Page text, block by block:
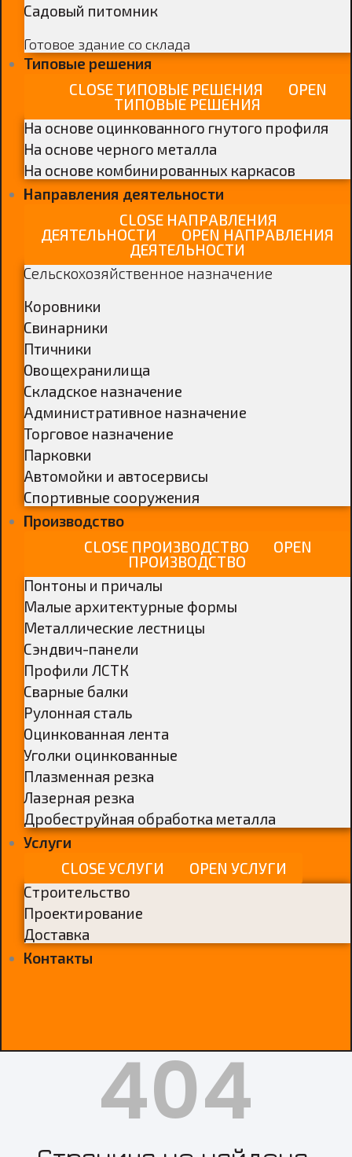
Садовый питомник
Готовое здание со склада
Типовые решения
CLOSE ТИПОВЫЕ РЕШЕНИЯ
OPEN
ТИПОВЫЕ РЕШЕНИЯ
На основе оцинкованного гнутого профиля
На основе черного металла
На основе комбинированных каркасов
Направления деятельности
CLOSE НАПРАВЛЕНИЯ
ДЕЯТЕЛЬНОСТИ
OPEN НАПРАВЛЕНИЯ
ДЕЯТЕЛЬНОСТИ
Сельскохозяйственное назначение
Коровники
Свинарники
Птичники
Овощехранилища
Складское назначение
Административное назначение
Торговое назначение
Парковки
Автомойки и автосервисы
Спортивные сооружения
Производство
CLOSE ПРОИЗВОДСТВО
OPEN
ПРОИЗВОДСТВО
Понтоны и причалы
Малые архитектурные формы
Металлические лестницы
Сэндвич-панели
Профили ЛСТК
Сварные балки
Рулонная сталь
Оцинкованная лента
Уголки оцинкованные
Плазменная резка
Лазерная резка
Дробеструйная обработка металла
Услуги
CLOSE УСЛУГИ
OPEN УСЛУГИ
Строительство
Проектирование
Доставка
Контакты
404